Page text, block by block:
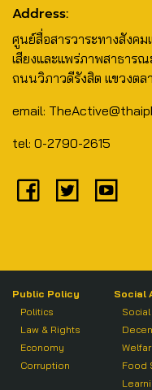
Address:
ศูนย์สื่อสารวาระทางสังค
เสียงและแพร่ภาพสาธาร
ถนนวิภาวดีรังสิต แขวงตล
email:
tel: 0-2790-2615
Public Policy
Politics
Law & Rights
Economy
Corruption
Social
Food